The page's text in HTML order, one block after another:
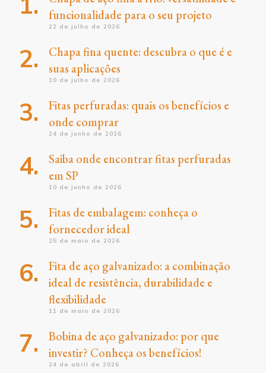
funcionalidade para o seu projeto
22 de julho de 2026
Chapa fina quente: descubra o que é e
suas aplicações
10 de julho de 2026
Fitas perfuradas: quais os benefícios e
onde comprar
24 de junho de 2026
Saiba onde encontrar fitas perfuradas
em SP
10 de junho de 2026
Fitas de embalagem: conheça o
fornecedor ideal
25 de maio de 2026
Fita de aço galvanizado: a combinação
ideal de resistência, durabilidade e
flexibilidade
11 de maio de 2026
Bobina de aço galvanizado: por que
investir? Conheça os benefícios!
24 de abril de 2026